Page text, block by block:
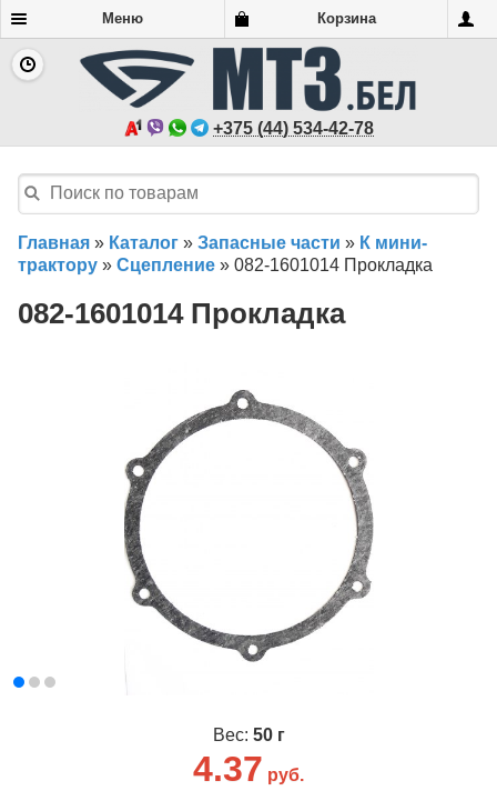
Меню Корзина
+375 (44) 534-42-78
Главная » Каталог » Запасные части » К мини-
трактору » Сцепление » 082-1601014 Прокладка
082-1601014 Прокладка
Вес: 50 г
4.37 руб.